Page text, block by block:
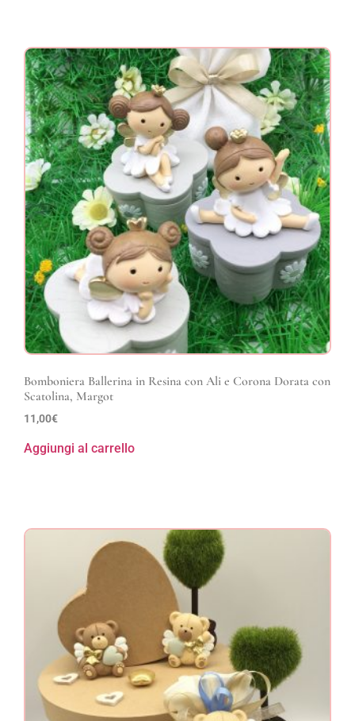
Bomboniera Ballerina in Resina con Ali e Corona Dorata con
Scatolina, Margot
11,00€
Aggiungi al carrello